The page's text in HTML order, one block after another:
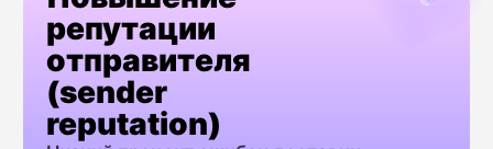
Условная стоимость